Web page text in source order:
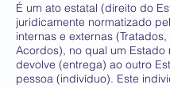
É um ato estatal (direito do
juridicamente normatizado
internas e externas
Acordos), no qual um Estado
devolve (entrega) ao outro
pessoa (indivíduo). Este